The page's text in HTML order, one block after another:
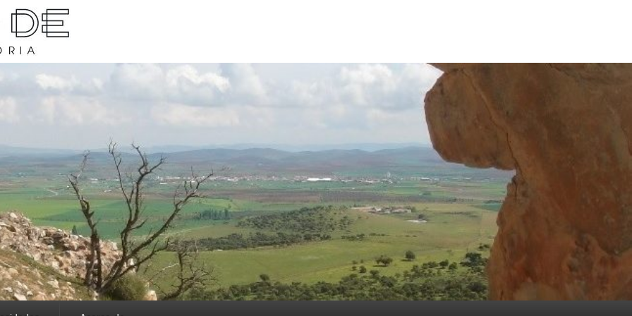
y su historia